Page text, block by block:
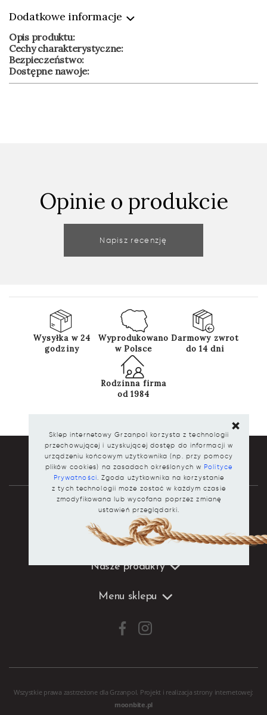
Dodatkowe informacje
Opis produktu:
Cechy charakterystyczne:
Bezpieczeństwo:
Dostępne nawoje:
Opinie o produkcie
Napisz recenzję
Wysyłka w 24
godziny
Wyprodukowano
w Polsce
Darmowy zwrot
do 14 dni
Rodzinna firma
od 1984
Sklep internetowy Grzanpol korzysta z technologii
przechowującej i uzyskującej dostęp do informacji w
urządzeniu końcowym użytkownika (np. przy pomocy
plików cookies) na zasadach określonych w Polityce
Prywatności. Zgoda użytkownika na korzystanie
z tych technologii może zostać w każdym czasie
zmodyfikowana lub wycofana poprzez zmianę
ustawień przeglądarki.
Dane kontaktowe
Nasze produkty
Menu sklepu
Wszystkie prawa zastrzeżone dla Grzanpol. Projekt i realizacja strony internetowej:
moonbite.pl